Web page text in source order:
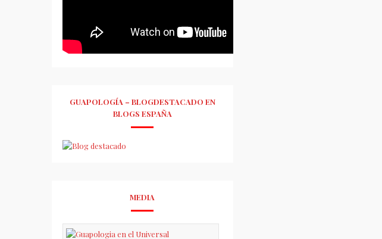
GUAPOLOGÍA – BLOGDESTACADO EN
BLOGS ESPAÑA
MEDIA